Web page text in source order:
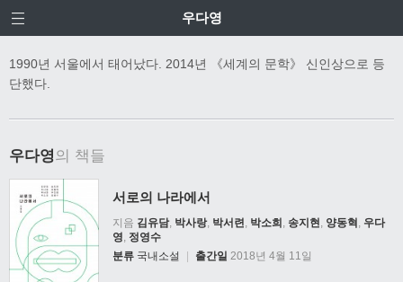
우다영
1990년 서울에서 태어났다. 2014년 《세계의 문학》 신인상으로 등
단했다.
우다영의 책들
서로의 나라에서
지음 김유담, 박사랑, 박서련, 박소희 , 송지현, 양동혁 , 우다
영, 정영수
분류 국내소설 출간일 2018년 4월 11일